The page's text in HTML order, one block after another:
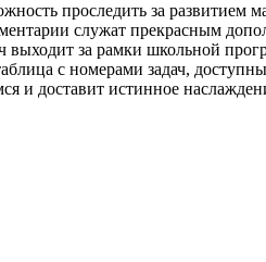
проследить за
служат прекрасным
выходит за рамки школьной
с номерами задач,
и доставит истинное